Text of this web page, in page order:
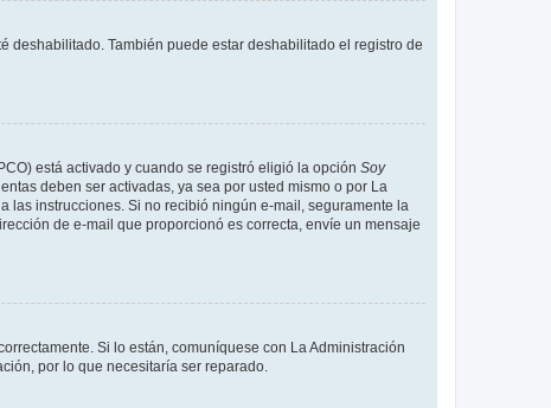
deshabilitado. También puede estar deshabilitado el registro de
está activado y cuando se registró eligió la opción Soy
deben ser activadas, ya sea por usted mismo o por La
las instrucciones. Si no recibió ningún e-mail, seguramente la
de e-mail que proporcionó es correcta, envíe un mensaje
Si lo están, comuníquese con La Administración
por lo que necesitaría ser reparado.